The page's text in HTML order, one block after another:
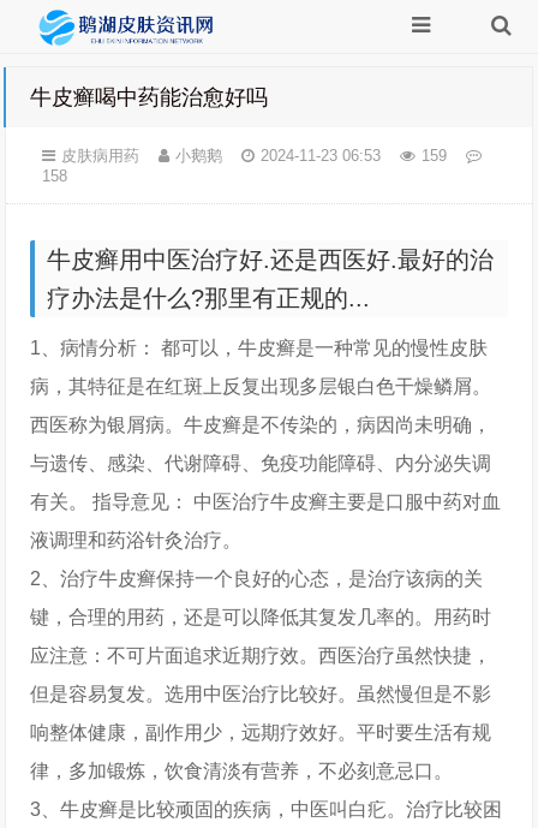
牛皮癣喝中药能治愈好吗
皮肤病用药 小鹅鹅 2024-11-23 06:53
159
158
牛皮癣用中医治疗好.还是西医好.最好的治
疗办法是什么?那里有正规的...
1、病情分析： 都可以，牛皮癣是一种常见的慢性皮肤
病，其特征是在红斑上反复出现多层银白色干燥鳞屑。
西医称为银屑病。牛皮癣是不传染的，病因尚未明确，
与遗传、感染、代谢障碍、免疫功能障碍、内分泌失调
有关。 指导意见： 中医治疗牛皮癣主要是口服中药对血
液调理和药浴针灸治疗。
2、治疗牛皮癣保持一个良好的心态，是治疗该病的关
键，合理的用药，还是可以降低其复发几率的。用药时
应注意：不可片面追求近期疗效。西医治疗虽然快捷，
但是容易复发。选用中医治疗比较好。虽然慢但是不影
响整体健康，副作用少，远期疗效好。平时要生活有规
律，多加锻炼，饮食清淡有营养，不必刻意忌口。
3、牛皮癣是比较顽固的疾病，中医叫白疕。治疗比较困